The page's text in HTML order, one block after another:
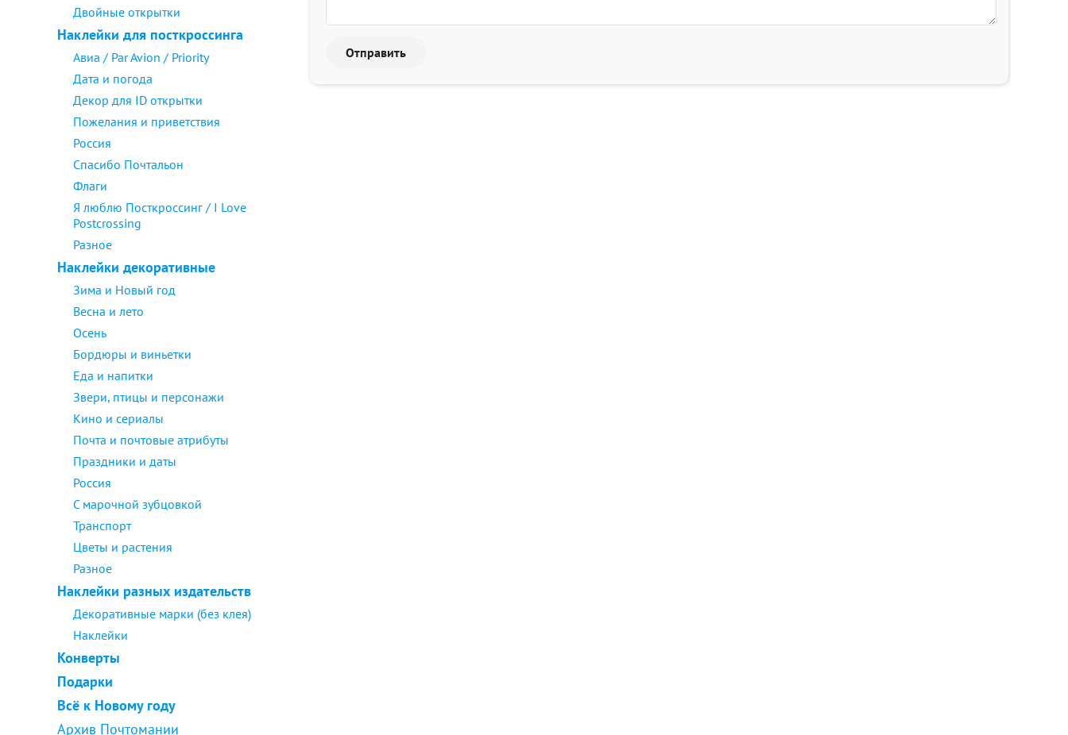
Двойные открытки
Наклейки для посткроссинга
Авиа / Par Avion / Priority
Дата и погода
Декор для ID открытки
Пожелания и приветствия
Россия
Спасибо Почтальон
Флаги
Я люблю Посткроссинг / I Love
Postcrossing
Разное
Наклейки декоративные
Зима и Новый год
Весна и лето
Осень
Бордюры и виньетки
Еда и напитки
Звери, птицы и персонажи
Кино и сериалы
Почта и почтовые атрибуты
Праздники и даты
Россия
С марочной зубцовкой
Транспорт
Цветы и растения
Разное
Наклейки разных издательств
Декоративные марки (без клея)
Наклейки
Конверты
Подарки
Всё к Новому году
Архив Почтомании